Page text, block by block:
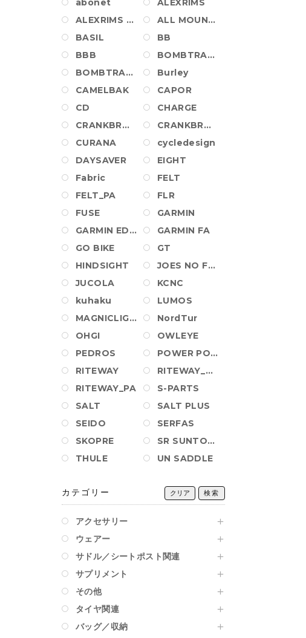
abonet
ALEXRIMS
ALEXRIMS WHEEL
ALL MOUNTAIN STYLE
BASIL
BB
BBB
BOMBTRACK
BOMBTRACK_PA
Burley
CAMELBAK
CAPOR
CD
CHARGE
CRANKBROTHERS
CRANKBROTHERS SHOES
CURANA
cycledesign
DAYSAVER
EIGHT
Fabric
FELT
FELT_PA
FLR
FUSE
GARMIN
GARMIN EDGE
GARMIN FA
GO BIKE
GT
HINDSIGHT
JOES NO FLATS
JUCOLA
KCNC
kuhaku
LUMOS
MAGNICLIGHT
NordTur
OHGI
OWLEYE
PEDROS
POWER POSITION BALL
RITEWAY
RITEWAY_AM_PA
RITEWAY_PA
S-PARTS
SALT
SALT PLUS
SEIDO
SERFAS
SKOPRE
SR SUNTOUR
THULE
UN SADDLE
カテゴリー クリア 検索
アクセサリー
ウェアー
サドル／シートポスト関連
サプリメント
その他
タイヤ関連
バッグ／収納